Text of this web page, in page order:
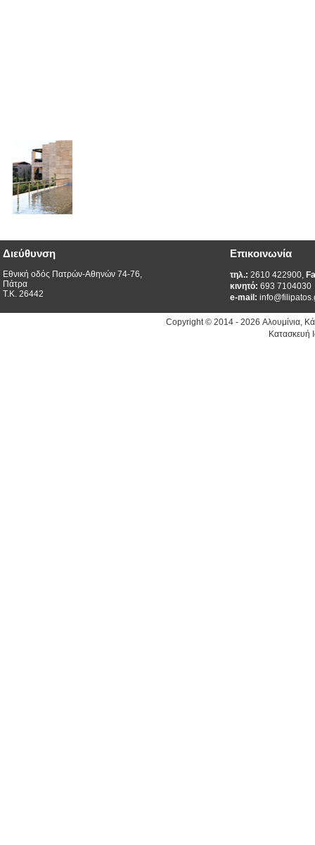
Διεύθυνση Επικοινωνία
Εθνική οδός Πατρών-Αθηνών 74-76,
Πάτρα
Τ.Κ. 26442
τηλ.: 2610 422900,
κινητό: 693 7104030
e-mail:
Copyright © 2014 - 2026 Αλουμίνια,
Κατασκευή